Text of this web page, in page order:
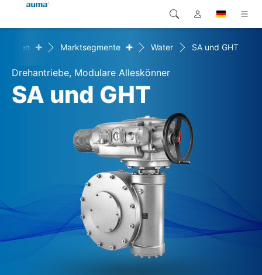
Produkte
Lösungen
Unternehmen
Kontakt
Global
Europa
Asien und Pazifik
Nordamerika
Suche
+ Marktsegmente + Water SA und GHT
Drehantriebe, Modulare Alleskönner
SA und GHT